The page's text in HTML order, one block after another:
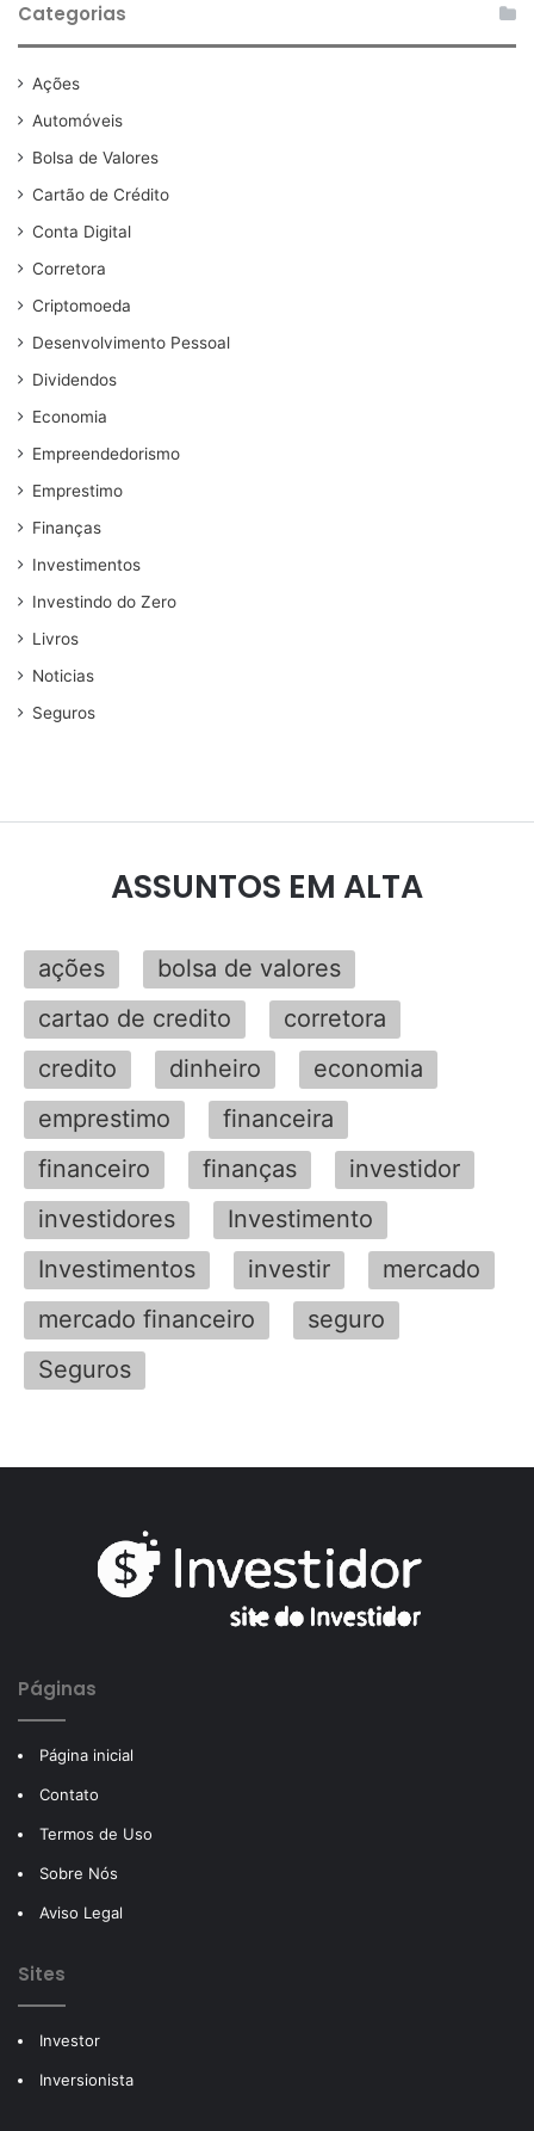
Categorias
Ações
Automóveis
Bolsa de Valores
Cartão de Crédito
Conta Digital
Corretora
Criptomoeda
Desenvolvimento Pessoal
Dividendos
Economia
Empreendedorismo
Emprestimo
Finanças
Investimentos
Investindo do Zero
Livros
Noticias
Seguros
ASSUNTOS EM ALTA
ações
bolsa de valores
cartao de credito
corretora
credito
dinheiro
economia
emprestimo
financeira
financeiro
finanças
investidor
investidores
Investimento
Investimentos
investir
mercado
mercado financeiro
seguro
Seguros
Páginas
Página inicial
Contato
Termos de Uso
Sobre Nós
Aviso Legal
Sites
Investor
Inversionista